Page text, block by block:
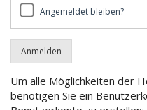
bleiben?Angemeldet bleiben?
Um alle Möglichkeiten der
benötigen Sie ein